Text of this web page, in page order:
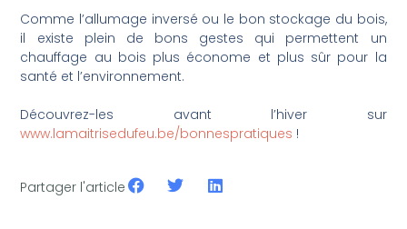
Comme l’allumage inversé ou le bon stockage du bois,
il existe plein de bons gestes qui permettent un
chauffage au bois plus économe et plus sûr pour la
santé et l’environnement.
Découvrez-les avant l’hiver sur
www.lamaitrisedufeu.be/bonnespratiques !
Partager l'article